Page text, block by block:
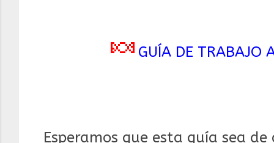
🍬 GUÍA DE
Esperamos que esta guía sea